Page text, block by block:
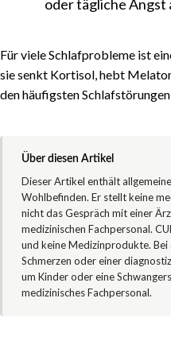
oder tägliche Angst
Für viele Schlafprobleme ist
sie senkt Kortisol, hebt
den häufigsten
Über diesen Artikel
Dieser Artikel enthält
Wohlbefinden. Er stellt keine
nicht das Gespräch mit einer
medizinischen Fachpersonal.
und keine Medizinprodukte.
Schmerzen oder einer
um Kinder oder eine
medizinisches Fachpersonal.